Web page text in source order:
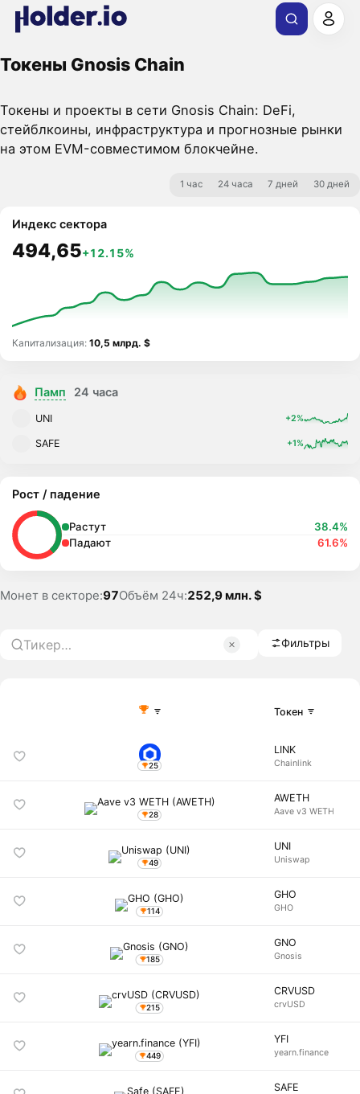
Токены Gnosis Chain
Токены и проекты в сети Gnosis Chain: DeFi,
стейблкоины, инфраструктура и прогнозные рынки
на этом EVM-совместимом блокчейне.
1 час 24 часа 7 дней 30 дней
Индекс сектора
494,65+12.15%
Капитализация:10,5 млрд. $
Памп 24 часа
UNI +2%
SAFE +1%
Рост / падение
Растут
38.4%
Падают
61.6%
Монет в секторе:97Объём 24ч:252,9 млн. $
Фильтры
Токен
25
LINK
Chainlink
28
AWETH
Aave v3 WETH
49
UNI
Uniswap
114
GHO
GHO
185
GNO
Gnosis
215
CRVUSD
crvUSD
449
YFI
yearn.finance
SAFE